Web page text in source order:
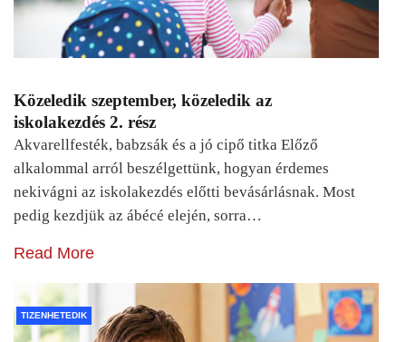
Közeledik szeptember, közeledik az
iskolakezdés 2. rész
Akvarellfesték, babzsák és a jó cipő titka Előző
alkalommal arról beszélgettünk, hogyan érdemes
nekivágni az iskolakezdés előtti bevásárlásnak. Most
pedig kezdjük az ábécé elején, sorra…
Read More
TIZENHETEDIK